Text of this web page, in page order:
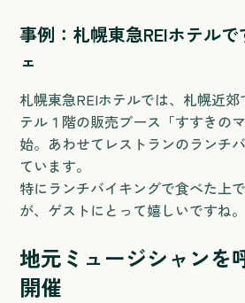
事例：札幌東急REIホテル
ェ
札幌東急REIホテルでは、札幌近
テル１階の販売ブース「すすきの
始。あわせてレストランのランチ
ています。
特にランチバイキングで食べた上
が、ゲストにとって嬉しいですね。
地元ミュージシャンを
開催